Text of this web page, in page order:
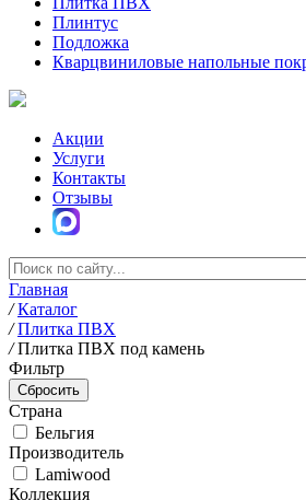
Плинтус
Подложка
Кварцвиниловые напольные
Акции
Услуги
Контакты
Отзывы
Главная
/ Каталог
/ Плитка ПВХ
/ Плитка ПВХ под камень
Фильтр
Страна
Бельгия
Производитель
Lamiwood
Коллекция